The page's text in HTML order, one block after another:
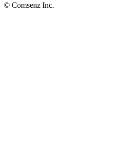
© Comsenz Inc.